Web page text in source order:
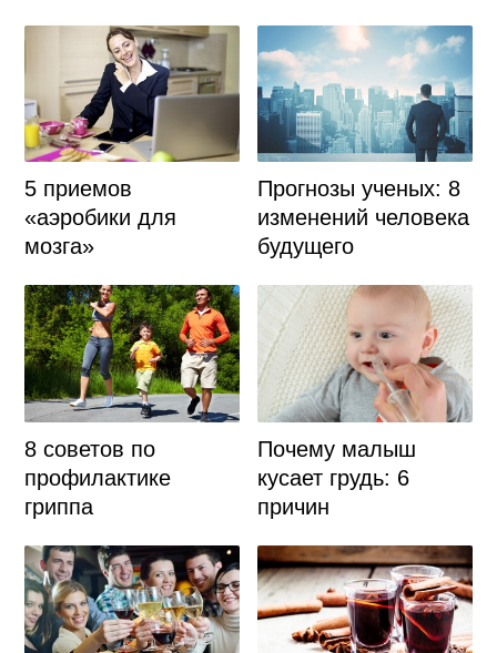
5 приемов
«аэробики для
мозга»
Прогнозы ученых: 8
изменений человека
будущего
8 советов по
профилактике
гриппа
Почему малыш
кусает грудь: 6
причин